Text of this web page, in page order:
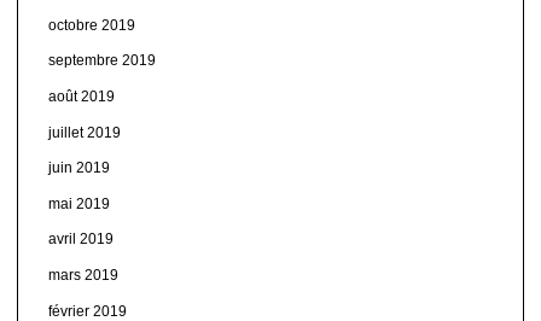
octobre 2019
septembre 2019
août 2019
juillet 2019
juin 2019
mai 2019
avril 2019
mars 2019
février 2019